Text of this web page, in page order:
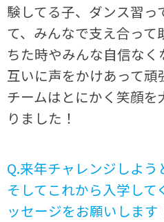
験してる子、ダンス習
て、みんなで支え合っ
ちた時やみんな自信な
互いに声をかけあって
チームはとにかく笑顔
りました！
Q.来年チャレンジしよう
そしてこれから入学して
ッセージをお願いします